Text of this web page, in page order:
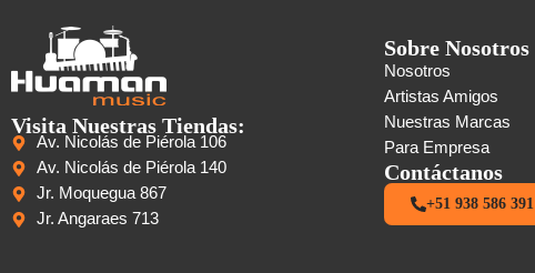
Visita Nuestras Tiendas:
Av. Nicolás de Piérola 106
Av. Nicolás de Piérola 140
Jr. Moquegua 867
Jr. Angaraes 713
Sobre Nosotros
Nosotros
Artistas Amigos
Nuestras Marcas
Para Empresa
Contáctanos
+51 938 586 391